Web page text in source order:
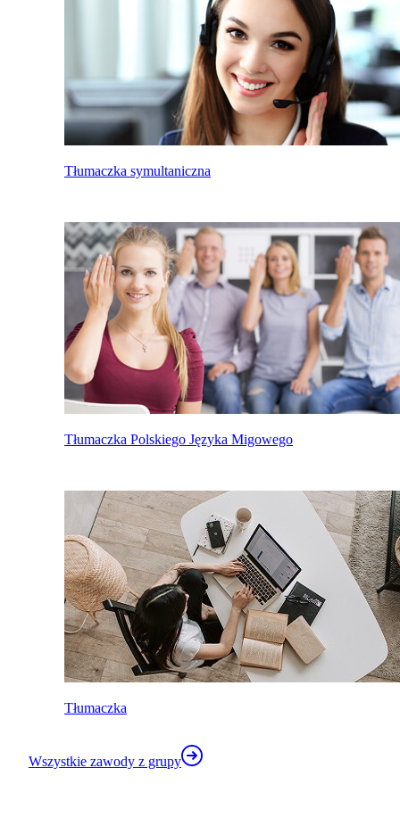
Tłumaczka symultaniczna
Tłumaczka Polskiego Języka Migowego
Tłumaczka
Wszystkie zawody z grupy